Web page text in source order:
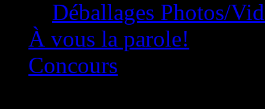
Déballages Photos/
À vous la parole!
Concours